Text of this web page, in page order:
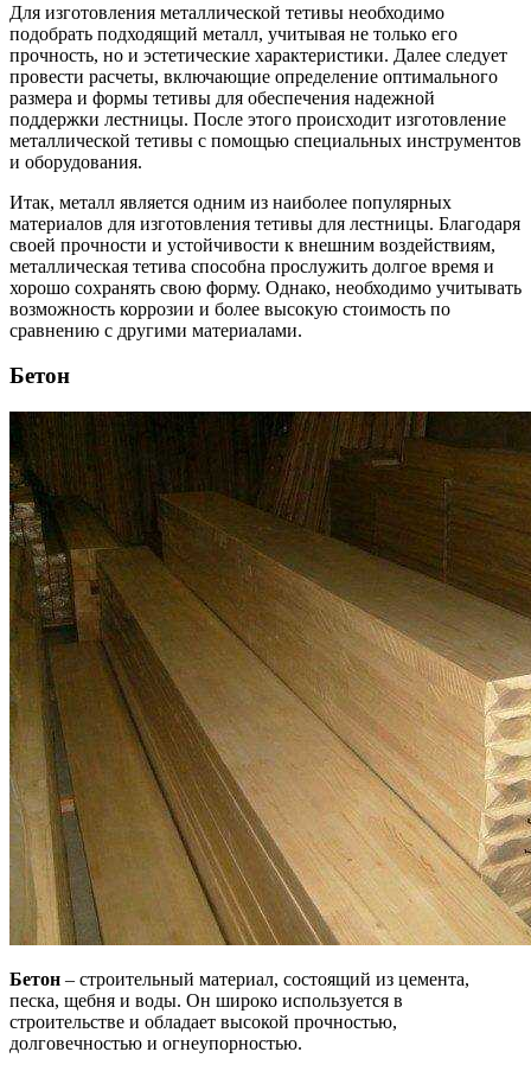
Для изготовления металлической тетивы необходимо
подобрать подходящий металл, учитывая не только его
прочность, но и эстетические характеристики. Далее следует
провести расчеты, включающие определение оптимального
размера и формы тетивы для обеспечения надежной
поддержки лестницы. После этого происходит изготовление
металлической тетивы с помощью специальных инструментов
и оборудования.
Итак, металл является одним из наиболее популярных
материалов для изготовления тетивы для лестницы. Благодаря
своей прочности и устойчивости к внешним воздействиям,
металлическая тетива способна прослужить долгое время и
хорошо сохранять свою форму. Однако, необходимо учитывать
возможность коррозии и более высокую стоимость по
сравнению с другими материалами.
Бетон
Бетон – строительный материал, состоящий из цемента,
песка, щебня и воды. Он широко используется в
строительстве и обладает высокой прочностью,
долговечностью и огнеупорностью.